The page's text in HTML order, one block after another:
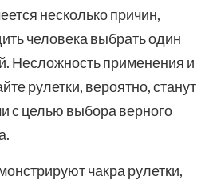
несколько причин,
человека выбрать один
Несложность применения и
рулетки, вероятно, станут
с целью выбора верного
чакра рулетки,